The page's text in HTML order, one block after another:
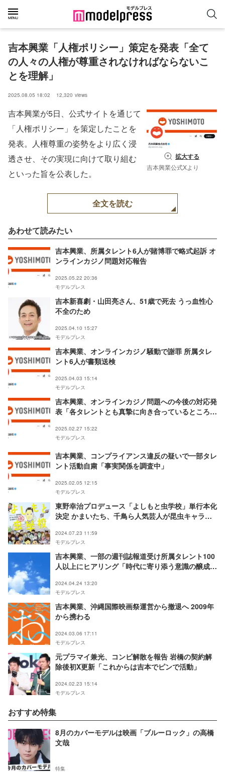
吉本興業「人権ポリシー」策定を発表「全て
の人々の人権が尊重されなければならないこ
とを理解」
2025.08.05 18:02 12,320 views
拡大する
吉本興業公式Xより
吉本興業が5日、公式サイトを通じて
「人権ポリシー」を策定したことを
発表。人権尊重の姿勢をより広く浸
透させ、その実現に向けて取り組む
といった旨を公表した。
全文を読む
あわせて読みたい
吉本興業、所属タレント6人が賭博罪で略式起訴 オ
ンラインカジノ問題対応報告
2025.05.22 20:36
モデルプレス
吉本新喜劇・山田亮さん、51歳で死去 うっ血性心
不全のため
2025.04.10 15:27
モデルプレス
吉本興業、オンラインカジノ騒動で謝罪 所属タレ
ント6人が書類送検
2025.04.03 15:14
モデルプレス
吉本興業、オンラインカジノ問題への今後の対応発
表「各タレントとも真摯に向き合っているところ」
2025.02.27 15:22
モデルプレス
吉本興業、コンプライアンス違反の疑いで一部タレ
ント活動自粛「事実関係を調査中」
2025.02.05 12:15
モデルプレス
東野幸治プロデュース「よしもと虫学校」単行本化
決定 かまいたち、千鳥ら人気芸人が昆虫キャラに
2024.07.23 11:59
モデルプレス
吉本興業、一部の週刊誌報道受け所属タレント100
人以上にヒアリング「時代に寄り添う意識の醸成・
2024.04.24 13:20
モデルプレス
吉本興業、沖縄国際映画祭運営から撤退へ 2009年
から携わる
2024.03.06 17:11
モデルプレス
元プラマイ兼光、コンビ解散を報告 岩橋の契約解
除後初X更新「これからは吉本でピンで活動」
2024.02.23 15:14
モデルプレス
おすすめ特集
8月のカバーモデルは映画「ブルーロック」の高橋
文哉
特集